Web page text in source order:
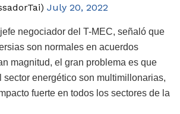
July 20, 2022
negociador del T-MEC, señaló que
son normales en acuerdos
magnitud, el gran problema es que
sector energético son multimillonarias,
fuerte en todos los sectores de la